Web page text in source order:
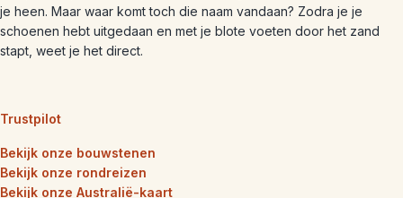
je heen. Maar waar komt toch die naam vandaan? Zodra je je
schoenen hebt uitgedaan en met je blote voeten door het zand
stapt, weet je het direct.
Trustpilot
Bekijk onze bouwstenen
Bekijk onze rondreizen
Bekijk onze Australië-kaart